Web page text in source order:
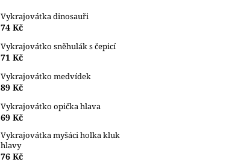
Vykrajovátka dinosauři
74 Kč
Vykrajovátko sněhulák s čepicí
71 Kč
Vykrajovátko medvídek
89 Kč
Vykrajovátko opička hlava
69 Kč
Vykrajovátka myšáci holka kluk
hlavy
76 Kč